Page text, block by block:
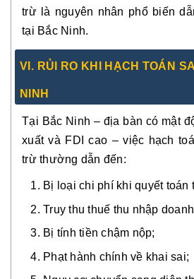
trừ là nguyên nhân phổ biến
tại Bắc Ninh.
VI. RỦI RO KHI HẠCH TOÁN
NINH
Tại Bắc Ninh – địa bàn có mật
xuất và FDI cao – việc hạch
trừ thường dẫn đến:
Bị loại chi phí khi quyết toán
Truy thu thuế thu nhập
Bị tính tiền chậm nộp;
Phạt hành chính về khai sai;